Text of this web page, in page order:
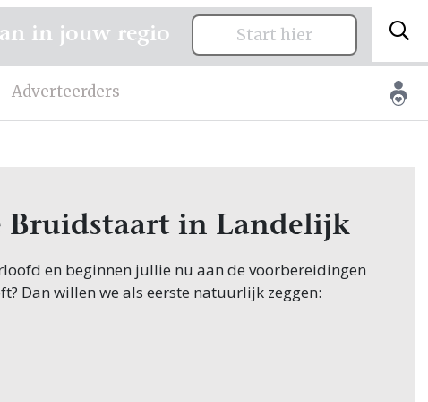
Adverteerders
in jouw regio Start hier
Bruidstaart in Landelijk
en beginnen jullie nu aan de voorbereidingen
Dan willen we als eerste natuurlijk zeggen:
beginnen hun zoektocht naar Bruidstaart, en jullie